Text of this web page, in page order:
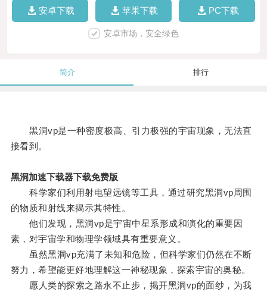
安卓下载 苹果下载 PC下载
安卓市场，安全绿色
简介 排行
黑洞vp是一种密度极高、引力极强的宇宙现象，无法直
接看到。
黑洞加速下载器下载免费版
科学家们利用射电望远镜等工具，通过研究黑洞vp周围
的物质和射线来揭示其特性。
他们发现，黑洞vp是宇宙中星系形成和演化的重要因
素，对宇宙学和物理学领域具有重要意义。
虽然黑洞vp充满了未知和危险，但科学家们仍然在不断
努力，希望能更好地理解这一神秘现象，探索宇宙的奥秘。
愿人类的探索之路永不止步，揭开黑洞vp的面纱，为我